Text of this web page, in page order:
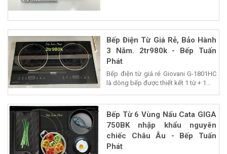
Bếp Điện Từ Giá Rẻ, Bảo Hành
3 Năm. 2tr980k - Bếp Tuấn
Phát
Bếp điện từ giá rẻ Giovani G-1801HC
là dòng bếp được thiết kết 1 từ + 1...
Bếp Từ 6 Vùng Nấu Cata GIGA
750BK nhập khẩu nguyên
chiếc Châu Âu - Bếp Tuấn
Phát